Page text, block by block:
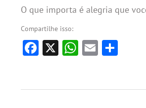
O que importa é alegria que
Compartilhe isso:
Facebook
X WhatsApp
Email